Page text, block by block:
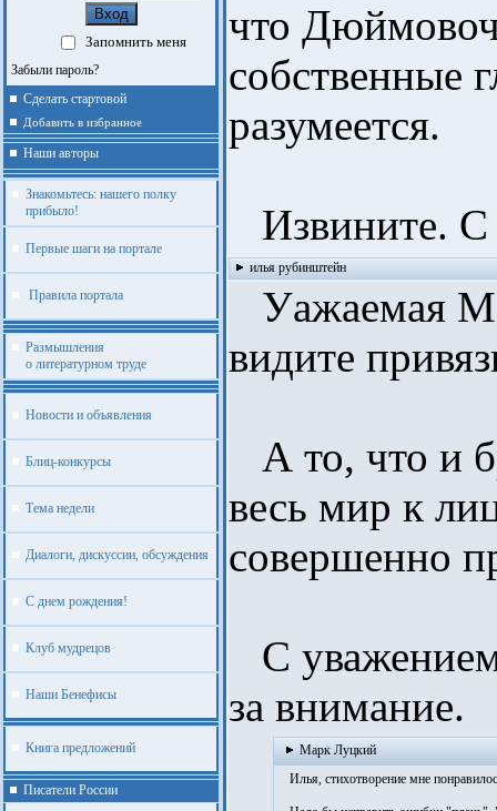
Запомнить меня
Забыли пароль?
Сделать стартовой
Добавить в избранное
Наши авторы
Знакомьтесь: нашего полку
прибыло!
Первые шаги на портале
Правила портала
Размышления
о литературном труде
Новости и объявления
Блиц-конкурсы
Тема недели
Диалоги, дискуссии, обсуждения
С днем рождения!
Клуб мудрецов
Наши Бенефисы
Книга предложений
Писатели России
что
собственные
разумеется.
Извините.
илья рубинштейн
Уажаемая
видите
А то, что и
весь мир к
совершенно
С
за внимание.
Марк Луцкий
Илья, стихотворение мне